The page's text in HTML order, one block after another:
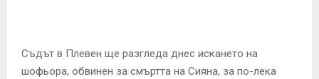
UСъдът в Плевен ще разгледа днес искането на
шофьора, обвинен за смъртта на Сияна, за по-лека